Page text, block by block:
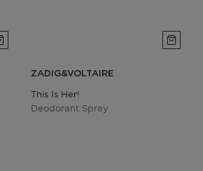
ZADIG&VOLTAIRE
This Is Her!
Deodorant Spray